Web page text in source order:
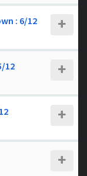
: 6/12
12